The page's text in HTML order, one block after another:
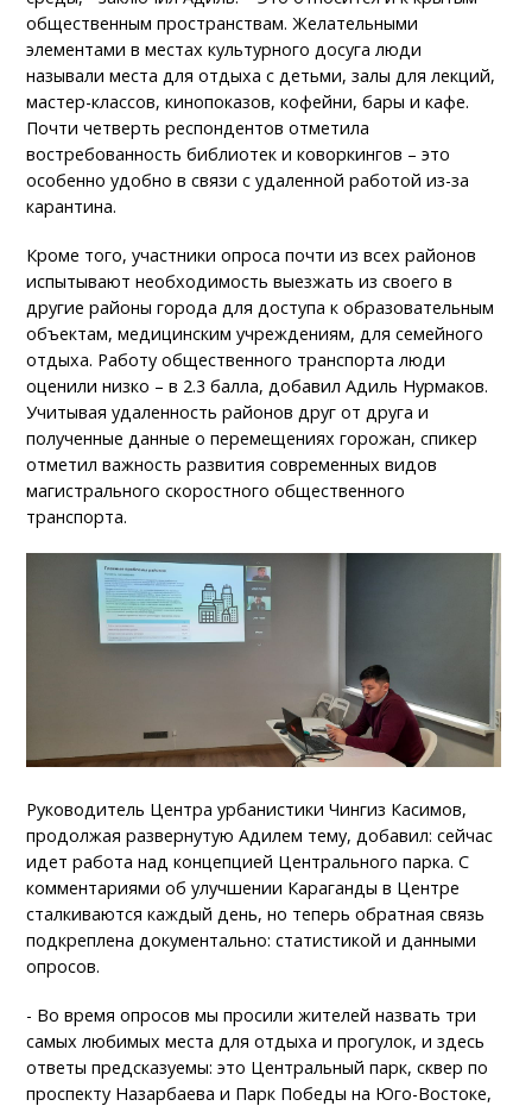
общественным пространствам. Желательными
элементами в местах культурного досуга люди
называли места для отдыха с детьми, залы для лекций,
мастер-классов, кинопоказов, кофейни, бары и кафе.
Почти четверть респондентов отметила
востребованность библиотек и коворкингов – это
особенно удобно в связи с удаленной работой из-за
карантина.
Кроме того, участники опроса почти из всех районов
испытывают необходимость выезжать из своего в
другие районы города для доступа к образовательным
объектам, медицинским учреждениям, для семейного
отдыха. Работу общественного транспорта люди
оценили низко – в 2.3 балла, добавил Адиль Нурмаков.
Учитывая удаленность районов друг от друга и
полученные данные о перемещениях горожан, спикер
отметил важность развития современных видов
магистрального скоростного общественного
транспорта.
Руководитель Центра урбанистики Чингиз Касимов,
продолжая развернутую Адилем тему, добавил: сейчас
идет работа над концепцией Центрального парка. С
комментариями об улучшении Караганды в Центре
сталкиваются каждый день, но теперь обратная связь
подкреплена документально: статистикой и данными
опросов.
- Во время опросов мы просили жителей назвать три
самых любимых места для отдыха и прогулок, и здесь
ответы предсказуемы: это Центральный парк, сквер по
проспекту Назарбаева и Парк Победы на Юго-Востоке,